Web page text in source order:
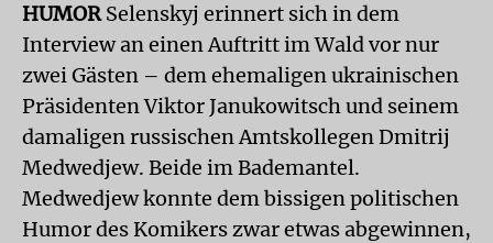
HUMORSelenskyj erinnert sich in dem
Interview an einen Auftritt im Wald vor nur
zwei Gästen – dem ehemaligen ukrainischen
Präsidenten Viktor Janukowitsch und seinem
damaligen russischen Amtskollegen Dmitrij
Medwedjew. Beide im Bademantel.
Medwedjew konnte dem bissigen politischen
Humor des Komikers zwar etwas abgewinnen,